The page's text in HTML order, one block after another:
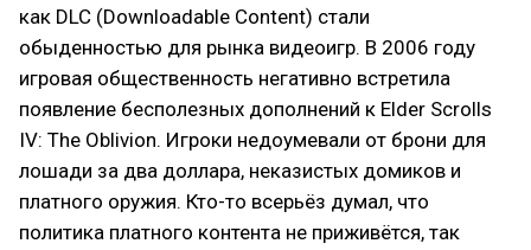
как DLC (Downloadable Content) стали
обыденностью для рынка видеоигр. В 2006 году
игровая общественность негативно встретила
появление бесполезных дополнений к Elder Scrolls
IV: The Oblivion. Игроки недоумевали от брони для
лошади за два доллара, неказистых домиков и
платного оружия. Кто-то всерьёз думал, что
политика платного контента не приживётся, так